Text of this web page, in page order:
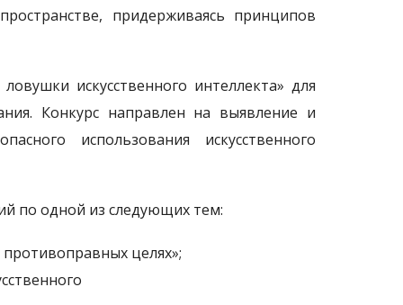
придерживаясь принципов
искусственного интеллекта» для
Конкурс направлен на выявление и
использования искусственного
по одной из следующих тем:
целях»;